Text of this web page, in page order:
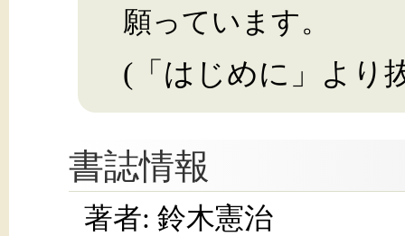
願っています。
(「はじめに」より
書誌情報
著者: 鈴木憲治